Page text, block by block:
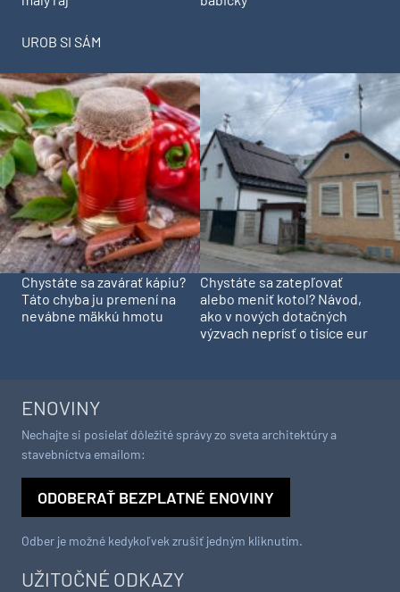
UROB SI SÁM
Chystáte sa zavárať kápiu?
Táto chyba ju premení na
nevábne mäkkú hmotu
Chystáte sa zatepľovať
alebo meniť kotol? Návod,
ako v nových dotačných
výzvach neprísť o tisíce eur
UŽITOČNÉ ODKAZY
ENOVINY
Nechajte si posielať dôležité správy zo sveta architektúry a
stavebníctva emailom:
ODOBERAŤ BEZPLATNÉ ENOVINY
Odber je možné kedykoľvek zrušiť jedným kliknutím.